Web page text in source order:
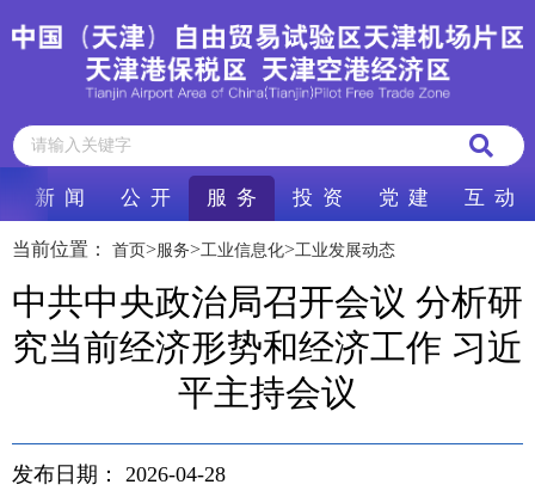
新 闻 公 开 服 务 投 资 党 建 互 动
当前位置： 首页>服务>工业信息化>工业发展动态
中共中央政治局召开会议 分析研
究当前经济形势和经济工作 习近
平主持会议
发布日期： 2026-04-28